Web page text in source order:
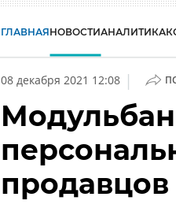
ГЛАВНАЯНОВОСТИАНАЛИТИКА
08 декабря 2021 12:08 |